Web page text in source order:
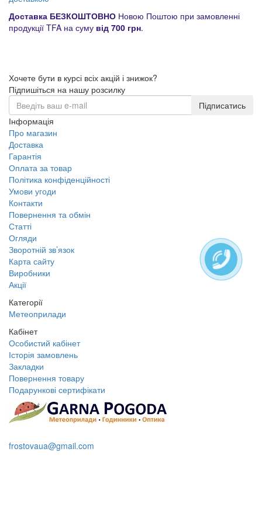
Доставка БЕЗКОШТОВНО Новою Поштою при замовленні
продукції TFA на суму від 700 грн.
Хочете бути в курсі всіх акцій і знижок?
Підпишіться на нашу розсилку
Підписатись
Інформація
Про магазин
Доставка
Гарантія
Оплата за товар
Політика конфіденційності
Умови угоди
Контакти
Повернення та обмін
Статті
Огляди
Зворотній зв’язок
Карта сайту
Виробники
Акції
Категорії
Метеоприлади
Кабінет
Особистий кабінет
Історія замовлень
Закладки
Повернення товару
Подарункові сертифікати
frostovaua@gmail.com